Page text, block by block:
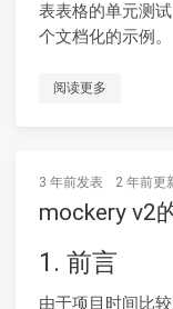
表表格的单元测
个文档化的示例。
阅读更多
3 年前发表 2 年前更
mockery v2
1. 前言
由于项目时间比